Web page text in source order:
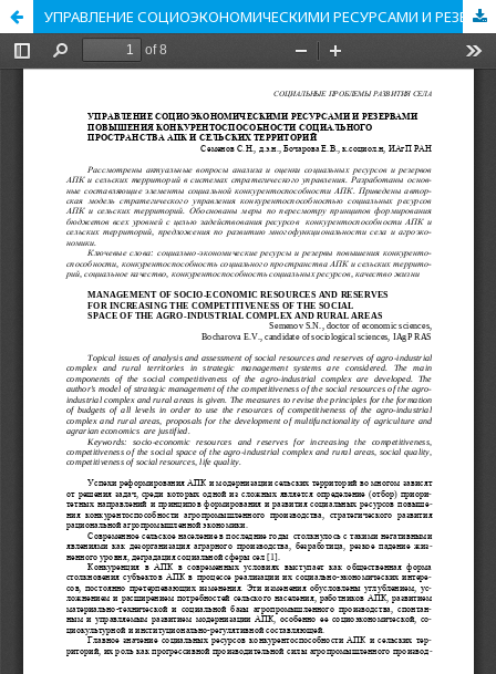
УПРАВЛЕНИЕ СОЦИОЭКОНОМИЧЕСКИМИ РЕСУРСАМИ И РЕЗЕРВАМИ ПОВЫШЕНИЯ КОНКУРЕНТОСПОСОБНОСТИ СОЦИАЛЬНОГО ПРОСТРАНСТВА АПК И СЕЛЬСКИХ ТЕРРИТОРИЙ